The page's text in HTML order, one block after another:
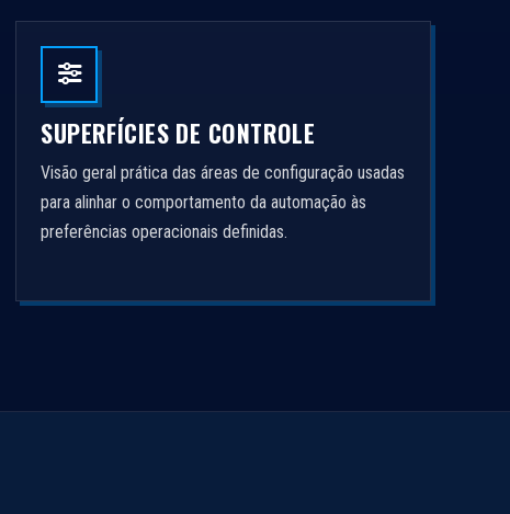
SUPERFÍCIES DE CONTROLE
Visão geral prática das áreas de configuração usadas
para alinhar o comportamento da automação às
preferências operacionais definidas.